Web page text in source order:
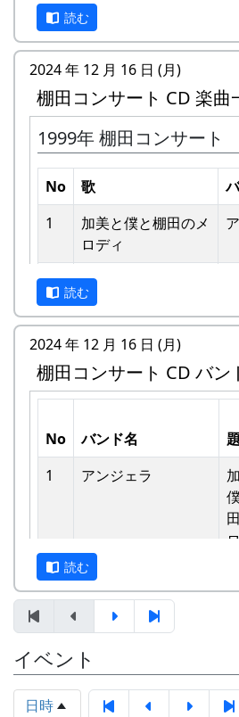
棚田のうた ～ふるさと加
私達メシポンバンドが若い頃
ガーの“坂庭省悟さん”を始め審
中、毎年優秀バンドが表彰さ
私達は、この「棚田のうた ～
へ～」で出場した年、“２位”に
した。賞品は何と！「地元産
田んぼの真ん中で山積みの卵
ンドメンバーで分けて持って
他のバンドに目茶苦茶うらや
しばらくメンバーのお家では、
かけごはん”や“卵料理”を味わ
楽やっててよかったなあ」と
～。 (ポン四郎）
棚田のイネに
読む
2024 年 12 月 16 日 (月)
棚田コンサート CD 楽曲
1999年 棚田コンサート
No 歌
1
加美と僕と棚⽥のメ
ロディ
2 歌おうみんなで
3
ワンス・アンド・フ
4 僕の中のふるさと
H
5
棚⽥のイネに
7
棚⽥の⾵
この町で
10
帰ってきたよ
H
読む
2024 年 12 月 16 日 (月)
棚田コンサート CD バン
No バンド名
1
アンジェラ
- アンジェラ
- アンジェラ
読む
イベント
日時